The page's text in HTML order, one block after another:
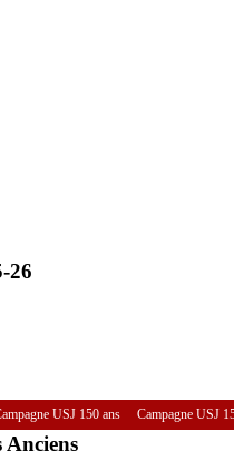
USJ 150 ans Campagne USJ
26